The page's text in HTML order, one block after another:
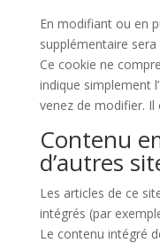
En modifiant ou en
supplémentaire
Ce cookie ne
indique simplement
venez de modifier. Il
Contenu
d’autres
Les articles de ce
intégrés (par
Le contenu intégré